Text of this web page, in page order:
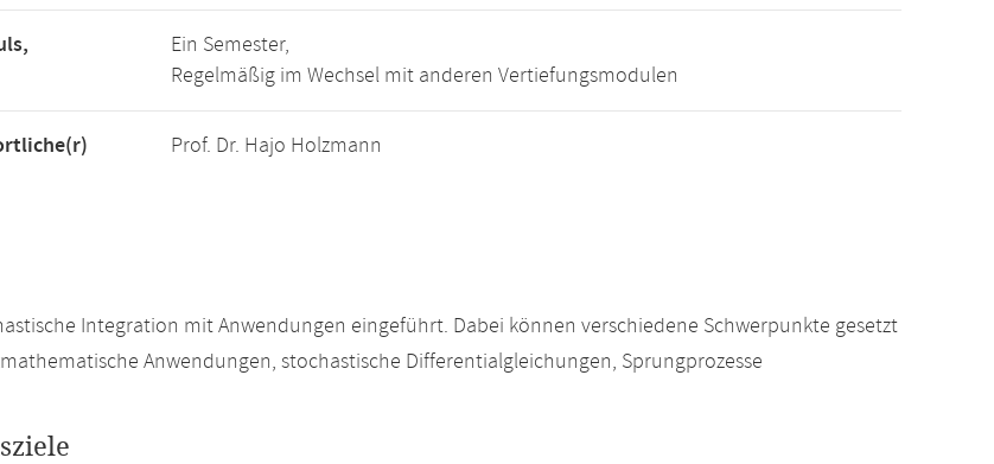
Ein Semester,
Regelmäßig im Wechsel mit anderen Vertiefungsmodulen
Prof. Dr. Hajo Holzmann
Integration mit Anwendungen eingeführt. Dabei können verschiedene Schwerpunkte gesetzt
Anwendungen, stochastische Differentialgleichungen, Sprungprozesse